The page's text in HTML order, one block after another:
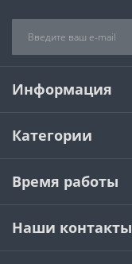
Информация
Категории
Время работы
Наши контакты